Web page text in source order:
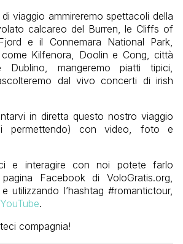
viaggio ammireremo spettacoli della
calcareo del Burren, le Cliffs of
e il Connemara National Park,
come Kilfenora, Doolin e Cong, città
mangeremo piatti tipici,
dal vivo concerti di irish
in diretta questo nostro viaggio
permettendo) con video, foto e
e interagire con noi potete farlo
Facebook di VoloGratis.org,
e utilizzando l’hashtag #romantictour,
YouTube.
compagnia!